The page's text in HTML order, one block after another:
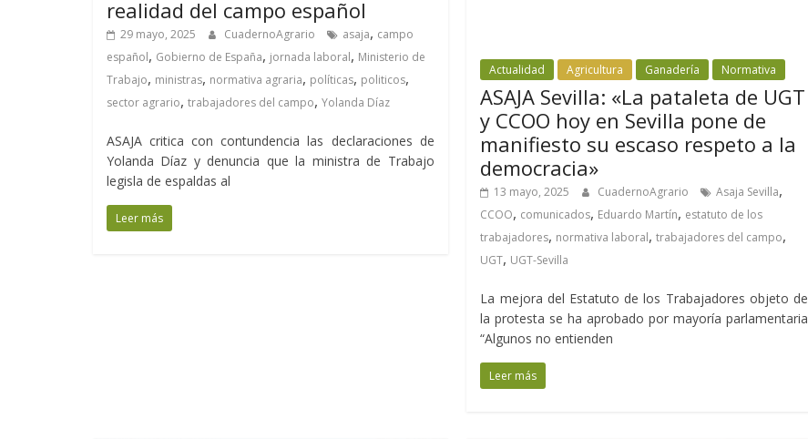
realidad del campo español
29 mayo, 2025 CuadernoAgrario asaja, campo
español, Gobierno de España, jornada laboral, Ministerio de
Trabajo, ministras, normativa agraria, políticas, politicos,
sector agrario, trabajadores del campo, Yolanda Díaz
ASAJA critica con contundencia las declaraciones de
Yolanda Díaz y denuncia que la ministra de Trabajo
legisla de espaldas al
Leer más
Actualidad Agricultura Ganadería Normativa
ASAJA Sevilla: «La pataleta de UGT
y CCOO hoy en Sevilla pone de
manifiesto su escaso respeto a la
democracia»
13 mayo, 2025 CuadernoAgrario Asaja Sevilla,
CCOO, comunicados, Eduardo Martín, estatuto de los
trabajadores, normativa laboral,trabajadores del campo,
UGT, UGT-Sevilla
La mejora del Estatuto de los Trabajadores objeto de
la protesta se ha aprobado por mayoría parlamentaria
“Algunos no entienden
Leer más